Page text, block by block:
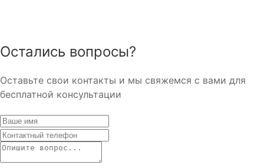
Остались вопросы?
Оставьте свои контакты и мы свяжемся с вами для
бесплатной консультации